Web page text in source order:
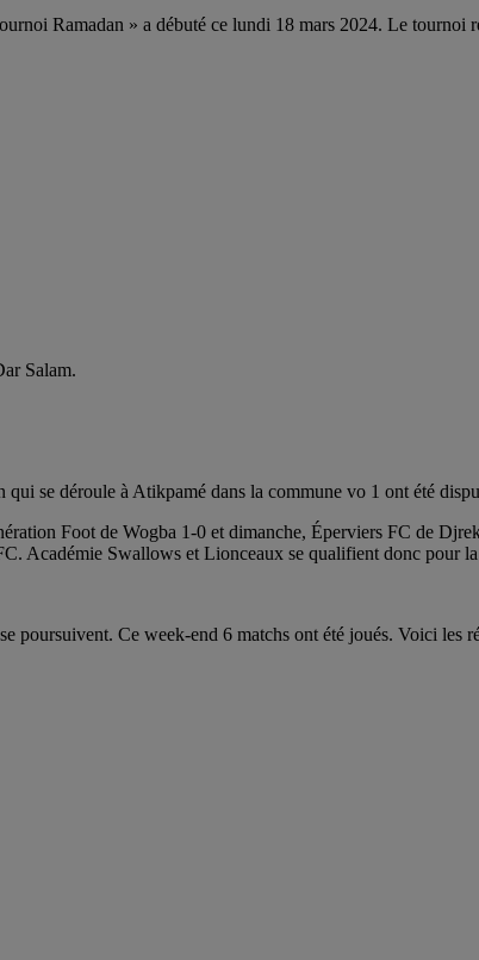
Ramadan » a débuté ce lundi 18 mars 2024. Le
Salam.
se déroule à Atikpamé dans la commune vo 1 ont été
Foot de Wogba 1-0 et dimanche, Éperviers FC de
Académie Swallows et Lionceaux se qualifient donc pour
poursuivent. Ce week-end 6 matchs ont été joués. Voici les